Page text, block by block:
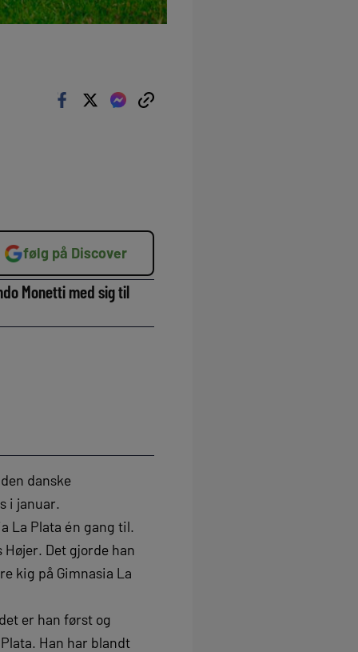
følg på Discover
Monetti med sig til
danske
i januar.
La Plata én gang til.
Det gjorde han
kig på Gimnasia La
er han først og
Han har blandt